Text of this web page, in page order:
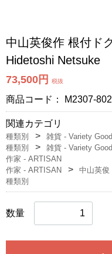
中山英俊作 根付ド
Hidetoshi Netsuke
73,500円 税抜
商品コード： M2307-802
関連カテゴリ
種類別
雑貨 - Variety
種類別
雑貨 - Variety
作家 - ARTISAN
作家 - ARTISAN
中山英俊
種類別
数量